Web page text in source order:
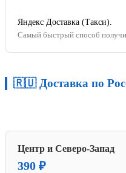
Яндекс Доставка (Такси).
Самый быстрый способ
🇷🇺 Доставка по
Центр и Северо-Запад
390 ₽